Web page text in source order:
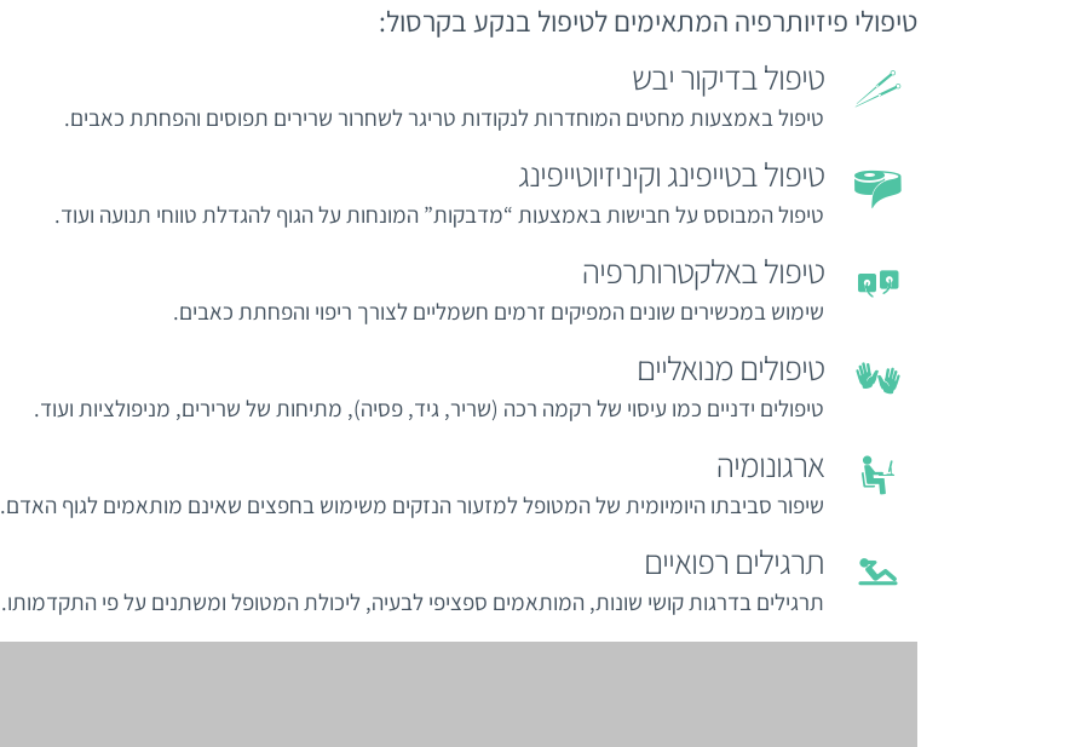
טיפולי פיזיותרפיה המתאימים לטיפול בנקע בקרסול:
טיפול בדיקור יבש
טיפול באמצעות מחטים המוחדרות לנקודות טריגר לשחרור שרירים תפוסים והפחתת כאבים.
טיפול בטייפינג וקיניזיוטייפינג
טיפול המבוסס על חבישות באמצעות “מדבקות” המונחות על הגוף להגדלת טווחי תנועה ועוד.
טיפול באלקטרותרפיה
שימוש במכשירים שונים המפיקים זרמים חשמליים לצורך ריפוי והפחתת כאבים.
טיפולים מנואליים
טיפולים ידניים כמו עיסוי של רקמה רכה (שריר, גיד, פסיה), מתיחות של שרירים, מניפולציות ועוד.
ארגונומיה
שיפור סביבתו היומיומית של המטופל למזעור הנזקים משימוש בחפצים שאינם מותאמים לגוף האדם.
תרגילים רפואיים
תרגילים בדרגות קושי שונות, המותאמים ספציפי לבעיה, ליכולת המטופל ומשתנים על פי התקדמותו.